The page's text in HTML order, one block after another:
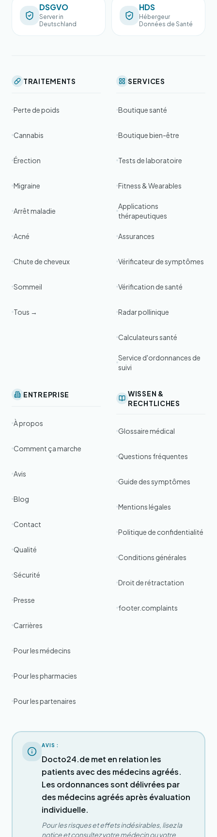
DSGVO
Server in
Deutschland
HDS
Hébergeur
Données de Santé
TRAITEMENTS
Perte de poids
Cannabis
Érection
Migraine
Arrêt maladie
Acné
Chute de cheveux
Sommeil
Tous →
SERVICES
Boutique santé
Boutique bien-être
Tests de laboratoire
Fitness & Wearables
Applications
thérapeutiques
Assurances
Vérificateur de symptômes
Vérification de santé
Radar pollinique
Calculateurs santé
Service d'ordonnances de
suivi
ENTREPRISE
À propos
Comment ça marche
Avis
Blog
Contact
Qualité
Sécurité
Presse
Carrières
Pour les médecins
Pour les pharmacies
Pour les partenaires
WISSEN &
RECHTLICHES
Glossaire médical
Questions fréquentes
Guide des symptômes
Mentions légales
Politique de confidentialité
Conditions générales
Droit de rétractation
footer.complaints
AVIS :
Docto24.de met en relation les
patients avec des médecins agréés.
Les ordonnances sont délivrées par
des médecins agréés après évaluation
individuelle.
Pour les risques et effets indésirables, lisez la
notice et consultez votre médecin ou votre